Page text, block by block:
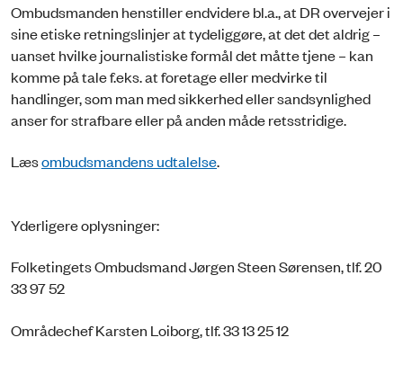
Ombudsmanden henstiller endvidere bl.a., at DR overvejer i
sine etiske retningslinjer at tydeliggøre, at det det aldrig –
uanset hvilke journalistiske formål det måtte tjene – kan
komme på tale f.eks. at foretage eller medvirke til
handlinger, som man med sikkerhed eller sandsynlighed
anser for strafbare eller på anden måde retsstridige.
Læsombudsmandens udtalelse.
Yderligere oplysninger:
Folketingets Ombudsmand Jørgen Steen Sørensen, tlf. 20
33 97 52
Områdechef Karsten Loiborg, tlf. 33 13 25 12